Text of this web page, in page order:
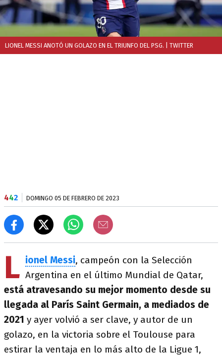
LIONEL MESSI ANOTÓ UN GOLAZO EN EL TRIUNFO DEL PSG. | TWITTER
442 DOMINGO 05 DE FEBRERO DE 2023
L ionel Messi, campeón con la Selección
Argentina en el último Mundial de Qatar,
está atravesando su mejor momento desde su
llegada al París Saint Germain, a mediados de
2021 y ayer volvió a ser clave, y autor de un
golazo, en la victoria sobre el Toulouse para
estirar la ventaja en lo más alto de la Ligue 1,